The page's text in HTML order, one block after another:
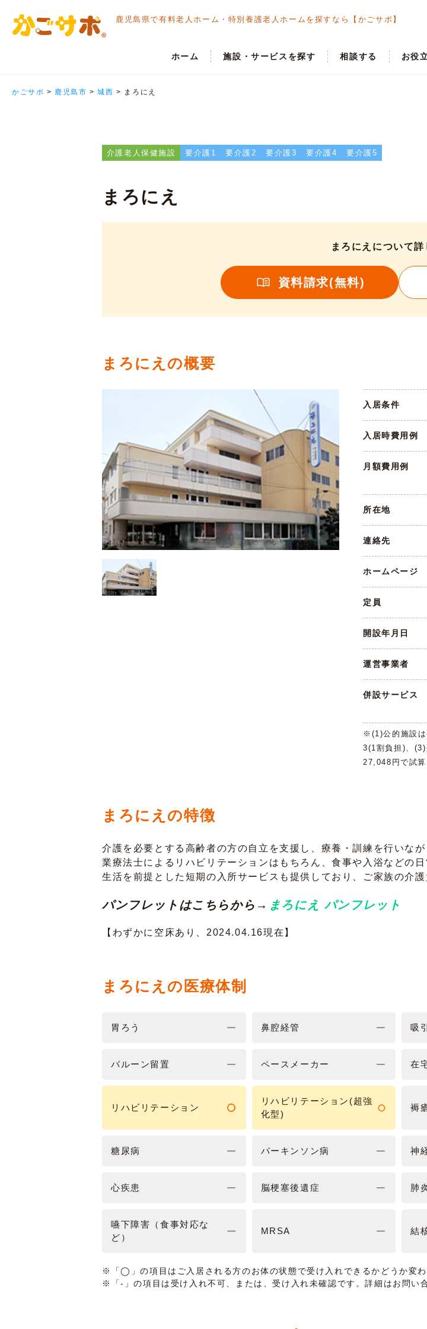
鹿児島県で有料老人ホーム・ 特別養護老人ホームを探すなら【かごサポ】
ホーム 施設・サービスを探す 相談する お役
かごサポ > 鹿児島市 >城西 > まろにえ
介護老人保健施設 要介護1 要介護2 要介護3 要介護4 要介護5
まろにえ
まろにえについて詳
資料請求(無料)
まろにえの概要
入居条件
入居時費用例
月額費用例
所在地
連絡先
ホームページ
定員
開設年月日
運営事業者
併設サービス
※(1)公的施設
3(1割負担)、(3)
27,048円で試算
まろにえの特徴
介護を必要とする高齢者の方の自立を支援し、療養・訓練を行いな
業療法士によるリハビリテーションはもちろん、食事や入浴などの
生活を前提とした短期の入所サービスも提供しており、ご家族の介
パンフレットはこちらから→ まろにえ パンフレット
【わずかに空床あり、2024.04.16現在】
まろにえの医療体制
胃ろう 鼻腔経管 吸引
バルーン留置 ペースメーカー 在
リハビリテーション
リハビリテーション(超強
化型)
褥
糖尿病 パーキンソン病 神
心疾患 脳梗塞後遺症 肺
嚥下障害（食事対応な
ど）
MRSA 結
※「◯」の項目はご入居される方のお体の状態で受け入れできるかどうか変わ
※「-」の項目は受け入れ不可、または、受け入れ未確認です。詳細はお問い